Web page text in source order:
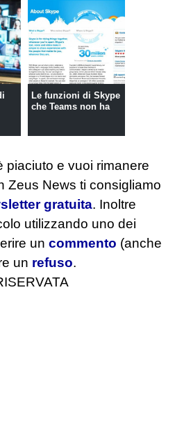
Le funzioni di Skype
che Teams non ha
piaciuto e vuoi rimanere
Zeus News ti consigliamo
gratuita. Inoltre
utilizzando uno dei
un commento (anche
un refuso.